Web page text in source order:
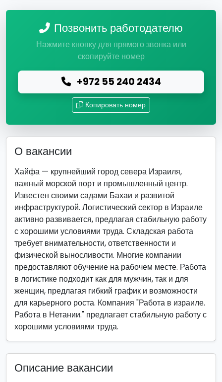
Позвонить работодателю
Нажмите кнопку для прямого звонка или
скопируйте номер
+972 55 240 2434
Копировать номер
О вакансии
Хайфа — крупнейший город севера Израиля,
важный морской порт и промышленный центр.
Известен своими садами Бахаи и развитой
инфраструктурой. Логистический сектор в Израиле
активно развивается, предлагая стабильную работу
с хорошими условиями труда. Складская работа
требует внимательности, ответственности и
физической выносливости. Многие компании
предоставляют обучение на рабочем месте. Работа
в логистике подходит как для мужчин, так и для
женщин, предлагая гибкий график и возможности
для карьерного роста. Компания "Работа в израиле.
Работа в Нетании." предлагает стабильную работу с
хорошими условиями труда.
Описание вакансии